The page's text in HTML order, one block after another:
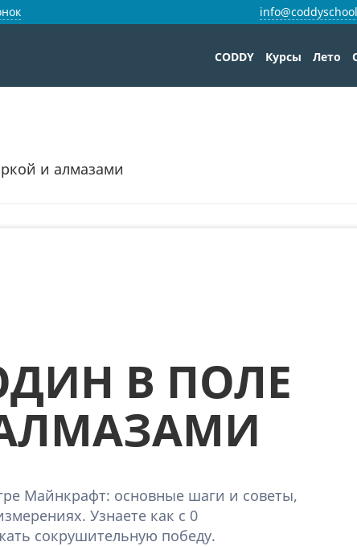
CODDY Курсы Лето
и алмазами
В ПОЛЕ
Майнкрафт: основные шаги и советы,
Узнаете как с 0
сокрушительную победу.